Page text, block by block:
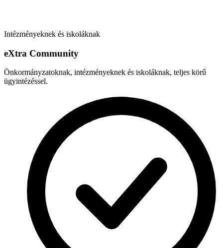
Intézményeknek és iskoláknak
eXtra Community
Önkormányzatoknak, intézményeknek és iskoláknak, teljes körű
ügyintézéssel.